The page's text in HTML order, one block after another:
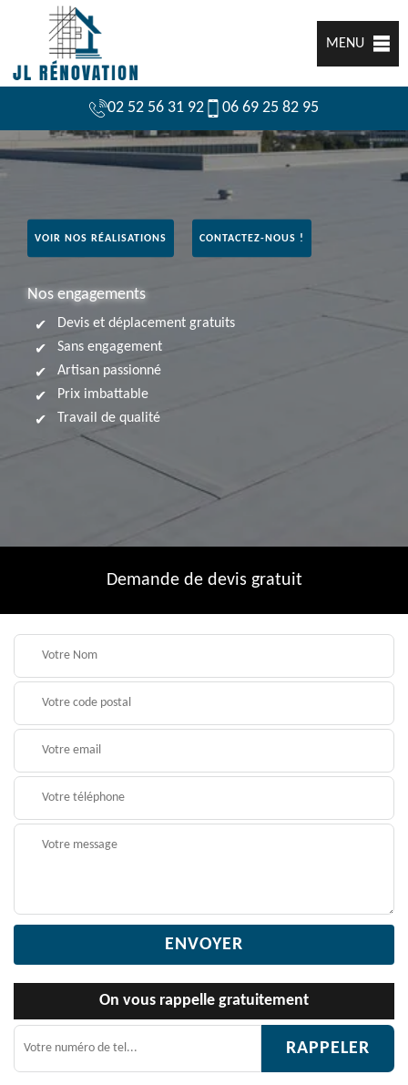
MENU
02 52 56 31 92 06 69 25 82 95
VOIR NOS RÉALISATIONS CONTACTEZ-NOUS !
Nos engagements
Devis et déplacement gratuits
Sans engagement
Artisan passionné
Prix imbattable
Travail de qualité
Demande de devis gratuit
On vous rappelle gratuitement